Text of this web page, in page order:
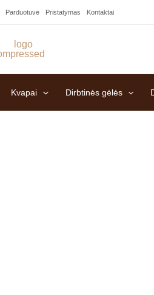
Parduotuvė Pristatymas Kontaktai
Kvapai Dirbtinės gėlės